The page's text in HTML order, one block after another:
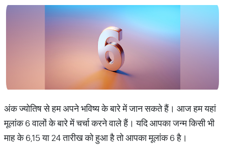
अंक ज्योतिष से हम अपने भविष्य के बारे में जान सकते हैं। आज हम यहां
मूलांक 6 वालों के बारे में चर्चा करने वाले हैं। यदि आपका जन्म किसी भी
माह के 6,15 या 24 तारीख को हुआ है तो आपका मूलांक 6 है।